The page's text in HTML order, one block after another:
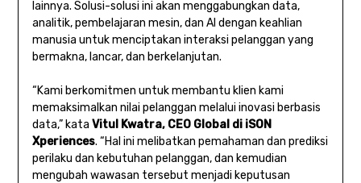
lainnya. Solusi-solusi ini akan menggabungkan data,
analitik, pembelajaran mesin, dan AI dengan keahlian
manusia untuk menciptakan interaksi pelanggan yang
bermakna, lancar, dan berkelanjutan.
“Kami berkomitmen untuk membantu klien kami
memaksimalkan nilai pelanggan melalui inovasi berbasis
data,” kata Vitul Kwatra, CEO Global di iSON
Xperiences. “Hal ini melibatkan pemahaman dan prediksi
perilaku dan kebutuhan pelanggan, dan kemudian
mengubah wawasan tersebut menjadi keputusan